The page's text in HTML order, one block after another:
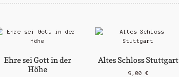
Ehre sei Gott in der
Höhe
Altes Schloss Stuttgart
9,00 €